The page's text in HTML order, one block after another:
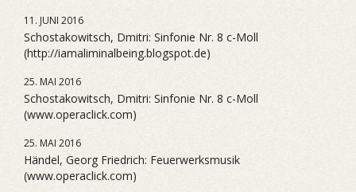
11. JUNI 2016
Schostakowitsch, Dmitri: Sinfonie Nr. 8 c-Moll
(http://iamaliminalbeing.blogspot.de)
25. MAI 2016
Schostakowitsch, Dmitri: Sinfonie Nr. 8 c-Moll
(www.operaclick.com)
25. MAI 2016
Händel, Georg Friedrich: Feuerwerksmusik
(www.operaclick.com)